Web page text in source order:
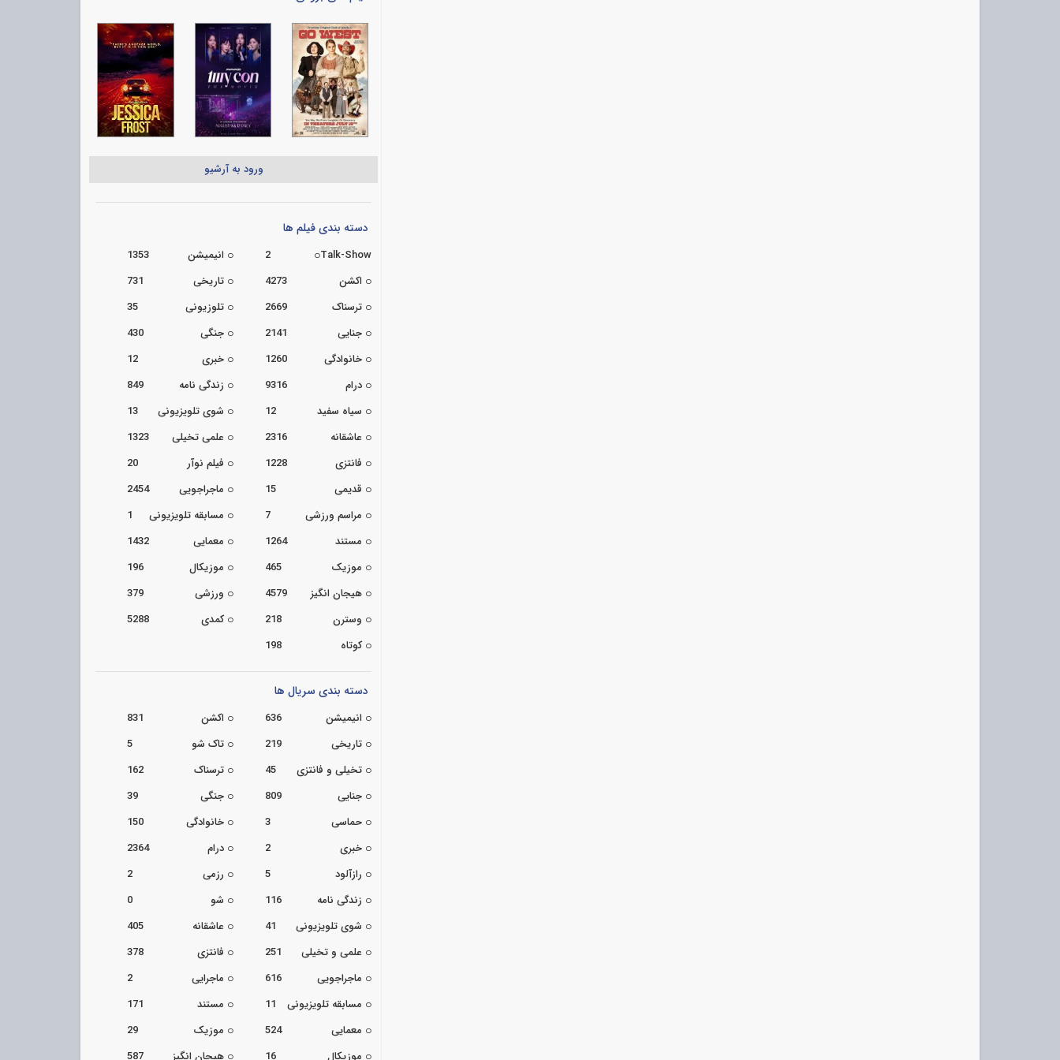
ورود به آرشیو
دسته بندی فیلم ها
Talk-Show
2 انیمیشن
1353
اکشن
4273 تاریخی
731
ترسناک
2669 تلوزیونی
35
جنایی
2141 جنگی
430
خانوادگی
1260 خبری
12
درام
9316 زندگی نامه
849
سیاه سفید
12 شوی تلویزیونی
13
عاشقانه
2316 علمی تخیلی
1323
فانتزی
1228 فیلم نوآر
20
قدیمی
15 ماجراجویی
2454
مراسم ورزشی
7 مسابقه تلویزیونی
1
مستند
1264 معمایی
1432
موزیک
465 موزیکال
196
هیجان انگیز
4579 ورزشی
379
وسترن
218 کمدی
5288
کوتاه
198
دسته بندی سریال ها
انیمیشن 636 اکشن
831
تاریخی
219 تاک شو
5
تخیلی و فانتزی
45 ترسناک
162
جنایی
809 جنگی
39
حماسی
3 خانوادگی
150
خبری
2 درام
2364
رازآلود
5 رزمی
2
زندگی نامه
116 شو
0
شوی تلویزیونی
41 عاشقانه
405
علمی و تخیلی
251 فانتزی
378
ماجراجویی
616 ماجرایی
2
مسابقه تلویزیونی
11 مستند
171
معمایی
524 موزیک
29
موزیکال
16 هیجان انگیز 587